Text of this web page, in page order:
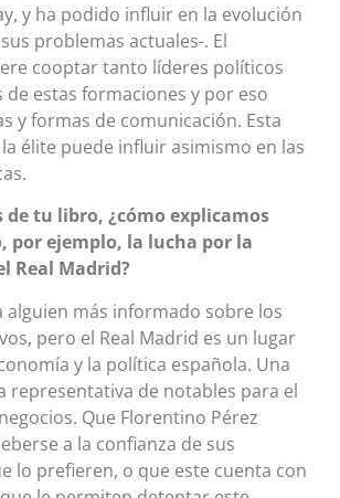
y ha podido influir en la evolución
sus problemas actuales-. El
cooptar tanto líderes políticos
estas formaciones y por eso
y formas de comunicación. Esta
élite puede influir asimismo en las
de tu libro, ¿cómo explicamos
por ejemplo, la lucha por la
Real Madrid?
alguien más informado sobre los
pero el Real Madrid es un lugar
y la política española. Una
representativa de notables para el
Que Florentino Pérez
a la confianza de sus
lo prefieren, o que este cuenta con